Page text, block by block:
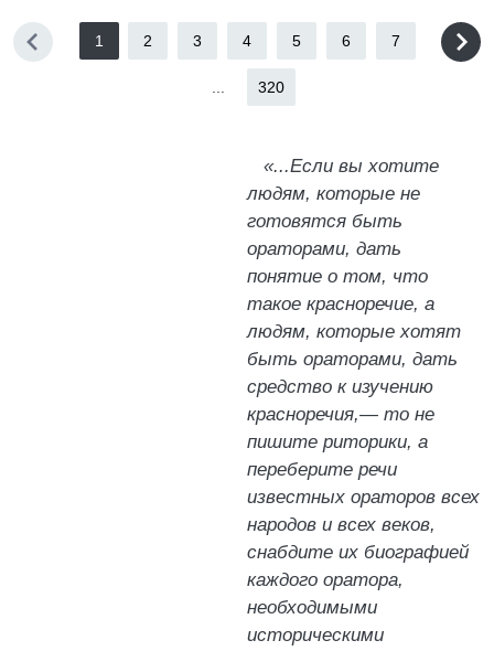
1 2 3 4 5 6 7
320
«...Если вы хотите
людям, которые не
готовятся быть
ораторами, дать
понятие о том, что
такое красноречие, а
людям, которые хотят
быть ораторами, дать
средство к изучению
красноречия,— то не
пишите риторики, а
переберите речи
известных ораторов всех
народов и всех веков,
снабдите их биографией
каждого оратора,
необходимыми
историческими